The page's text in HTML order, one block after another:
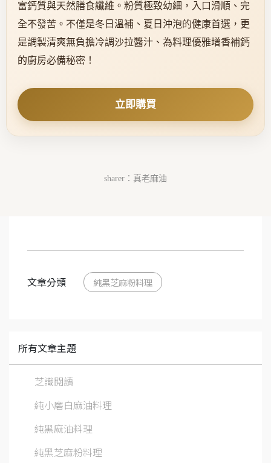
富鈣質與天然膳食纖維。粉質極致幼細，入口滑順、完
全不發苦。不僅是冬日溫補、夏日沖泡的健康首選，更
是調製清爽無負擔冷調沙拉醬汁、為料理優雅增香補鈣
的廚房必備秘密！
立即購買
sharer：真老麻油
文章分類 純黑芝麻粉料理
所有文章主題
芝識閱讀
純小磨白麻油料理
純黑麻油料理
純黑芝麻粉料理